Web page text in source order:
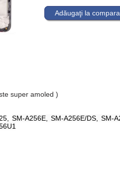
Adăugaţi la
super amoled )
SM-A256E, SM-A256E/DS, SM-